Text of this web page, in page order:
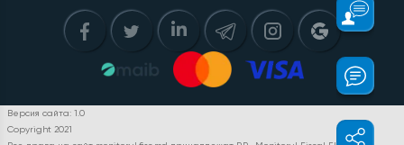
Версия сайта: 1.0
Copyright 2021